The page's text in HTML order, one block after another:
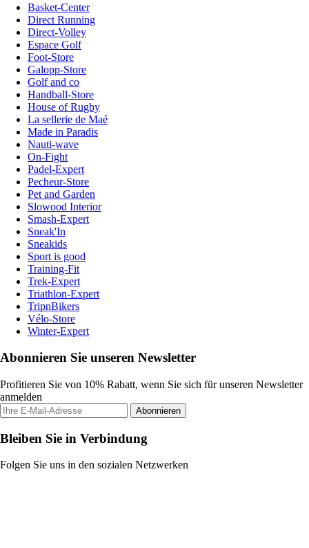
Basket-Center
Direct Running
Direct-Volley
Espace Golf
Foot-Store
Galopp-Store
Golf and co
Handball-Store
House of Rugby
La sellerie de Maé
Made in Paradis
Nauti-wave
On-Fight
Padel-Expert
Pecheur-Store
Pet and Garden
Slowood Interior
Smash-Expert
Sneak'In
Sneakids
Sport is good
Training-Fit
Trek-Expert
Triathlon-Expert
TripnBikers
Vélo-Store
Winter-Expert
Abonnieren Sie unseren Newsletter
Profitieren Sie von 10% Rabatt, wenn Sie sich für unseren Newsletter
anmelden
Abonnieren
Bleiben Sie in Verbindung
Folgen Sie uns in den sozialen Netzwerken